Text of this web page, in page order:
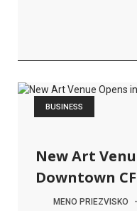
BUSINESS
New Art
Downtown CF
MENO PRIEZVISKO